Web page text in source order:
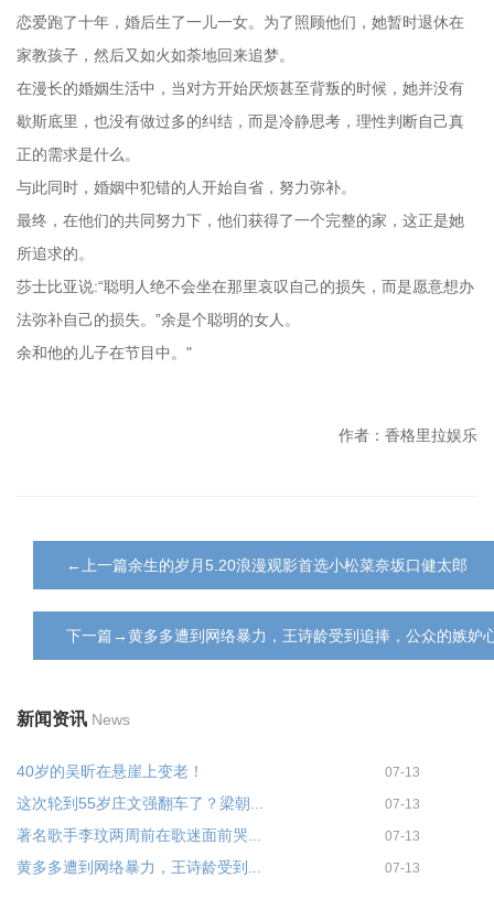
恋爱跑了十年，婚后生了一儿一女。为了照顾他们，她暂时退休在
家教孩子，然后又如火如荼地回来追梦。
在漫长的婚姻生活中，当对方开始厌烦甚至背叛的时候，她并没有
歇斯底里，也没有做过多的纠结，而是冷静思考，理性判断自己真
正的需求是什么。
与此同时，婚姻中犯错的人开始自省，努力弥补。
最终，在他们的共同努力下，他们获得了一个完整的家，这正是她
所追求的。
莎士比亚说:“聪明人绝不会坐在那里哀叹自己的损失，而是愿意想办
法弥补自己的损失。”余是个聪明的女人。
余和他的儿子在节目中。"
作者：香格里拉娱乐
←上一篇余生的岁月5.20浪漫观影首选小松菜奈坂口健太郎
下一篇→黄多多遭到网络暴力，王诗龄受到追捧，公众的嫉妒
新闻资讯 News
40岁的吴昕在悬崖上变老！ 07-13
这次轮到55岁庄文强翻车了？梁朝... 07-13
著名歌手李玟两周前在歌迷面前哭... 07-13
黄多多遭到网络暴力，王诗龄受到... 07-13